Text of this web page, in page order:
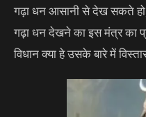
गढ़ा धन आसानी से देख सकते
गढ़ा धन देखने का इस मंत्र का
विधान क्या हे उसके बारे में